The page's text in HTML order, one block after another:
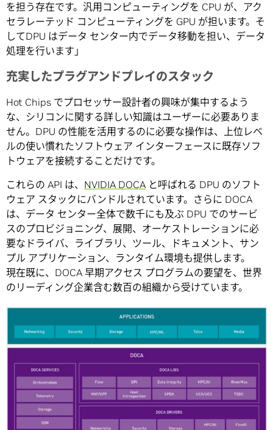
を担う存在です。汎用コンピューティングを CPU が、アク
セラレーテッド コンピューティングを GPU が担います。そ
してDPU はデータ センター内でデータ移動を担い、データ
処理を行います」
充実したプラグアンドプレイのスタック
Hot Chips でプロセッサー設計者の興味が集中するよう
な、シリコンに関する詳しい知識はユーザーに必要ありま
せん。DPU の性能を活用するのに必要な操作は、上位レベ
ルの使い慣れたソフトウェア インターフェースに既存ソフ
トウェアを接続することだけです。
これらの API は、 NVIDIA DOCA と呼ばれる DPU のソフト
ウェア スタックにバンドルされています。さらに DOCA
は、データ センター全体で数千にも及ぶ DPU でのサービ
スのプロビジョニング、展開、オーケストレーションに必
要なドライバ、ライブラリ、ツール、ドキュメント、サン
プル アプリケーション、ランタイム環境も提供します。
現在既に、DOCA 早期アクセス プログラムの要望を、世界
のリーディング企業含む数百の組織から受けています。